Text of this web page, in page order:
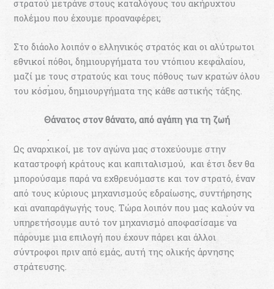
στρατού μετράνε στους καταλόγους του ακήρυχτου
πολέμου που έχουμε προαναφέρει;
Στο διάολο λοιπόν ο ελληνικός στρατός και οι αλύτρωτοι
εθνικοί πόθοι, δημιουργήματα του ντόπιου κεφαλαίου,
μαζί με τους στρατούς και τους πόθους των κρατών όλου
του κόσμου, δημιουργήματα της κάθε αστικής τάξης.
Θάνατος στον θάνατο, από αγάπη για τη ζωή
Ως αναρχικοί, με τον αγώνα μας στοχεύουμε στην
καταστροφή κράτους και καπιταλισμού, και έτσι δεν θα
μπορούσαμε παρά να εχθρευόμαστε και τον στρατό, έναν
από τους κύριους μηχανισμούς εδραίωσης, συντήρησης
και αναπαραγωγής τους. Τώρα λοιπόν που μας καλούν να
υπηρετήσουμε αυτό τον μηχανισμό αποφασίσαμε να
πάρουμε μια επιλογή που έχουν πάρει και άλλοι
σύντροφοι πριν από εμάς, αυτή της ολικής άρνησης
στράτευσης.